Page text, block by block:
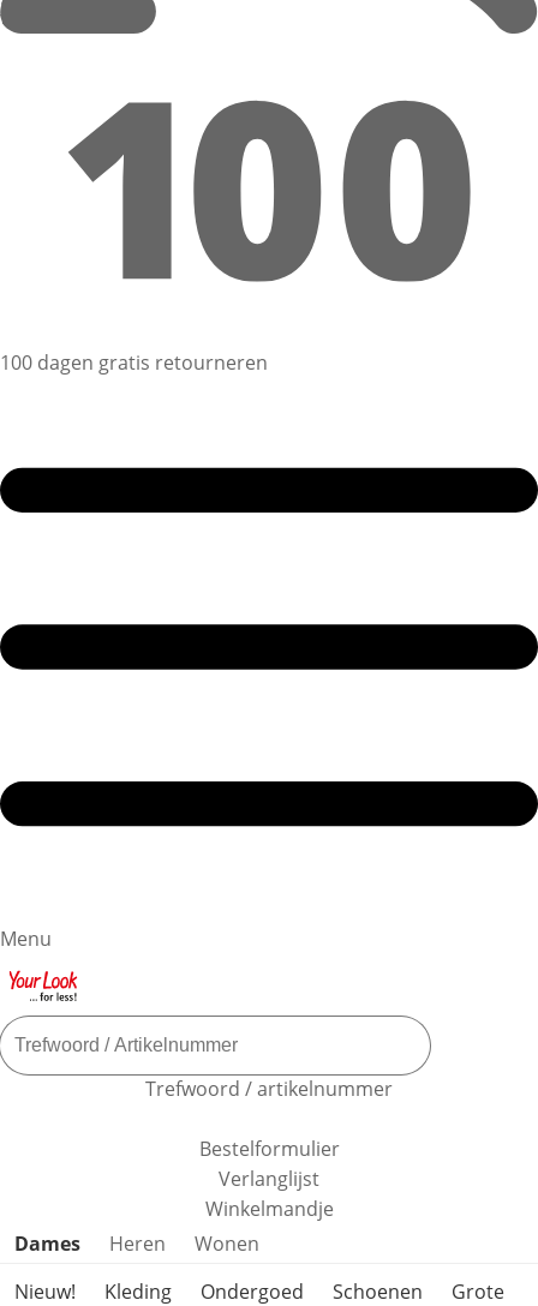
100 dagen gratis retourneren
Menu
Trefwoord / artikelnummer
Bestelformulier
Verlanglijst
Winkelmandje
Productcategorieën overslaan
Dames Heren
Wonen
Nieuw!
Kleding Ondergoed Schoenen
Grote